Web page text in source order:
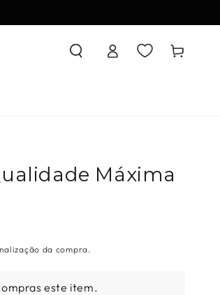
sessão
Carrinho
Máxima
da compra.
este item.